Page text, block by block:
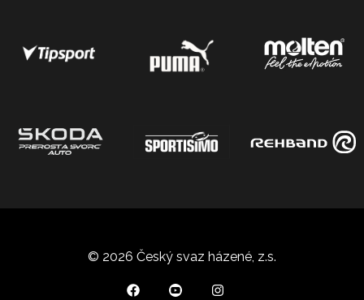
© 2026 Český svaz házené, z.s.